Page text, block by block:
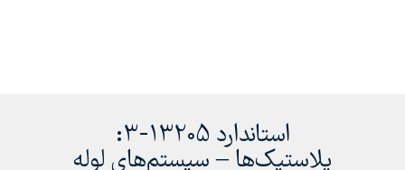
استاندارد 13205-3:
پلاستیک‌ها – سیستم‌های لوله